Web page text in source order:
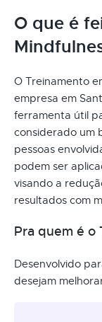
O que é
O Treinamento
empresa em
ferramenta útil
considerado um
pessoas
podem ser
visando a
resultados com
Pra quem é o
Desenvolvido
desejam